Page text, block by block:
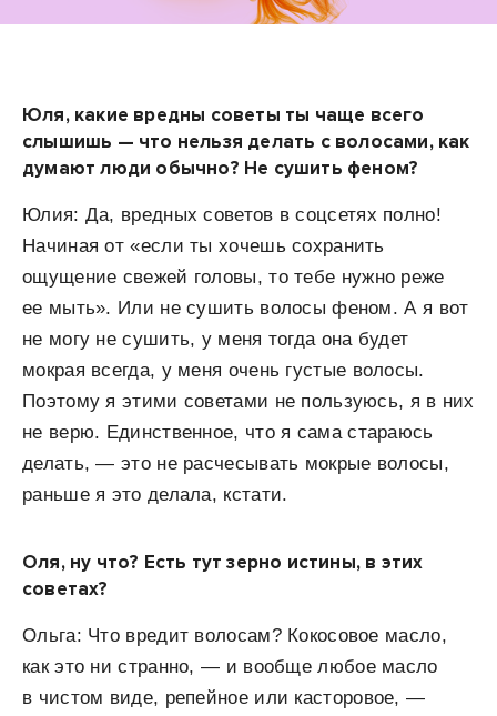
Юля, какие вредны советы ты чаще всего
слышишь — что нельзя делать с волосами, как
думают люди обычно? Не сушить феном?
Юлия: Да, вредных советов в соцсетях полно!
Начиная от «если ты хочешь сохранить
ощущение свежей головы, то тебе нужно реже
ее мыть». Или не сушить волосы феном. А я вот
не могу не сушить, у меня тогда она будет
мокрая всегда, у меня очень густые волосы.
Поэтому я этими советами не пользуюсь, я в них
не верю. Единственное, что я сама стараюсь
делать, — это не расчесывать мокрые волосы,
раньше я это делала, кстати.
Оля, ну что? Есть тут зерно истины, в этих
советах?
Ольга: Что вредит волосам? Кокосовое масло,
как это ни странно, — и вообще любое масло
в чистом виде, репейное или касторовое, —